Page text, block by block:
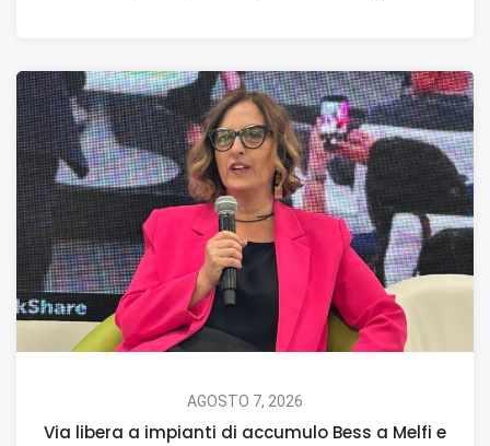
AGOSTO 7, 2026
Via libera a impianti di accumulo Bess a Melfi e